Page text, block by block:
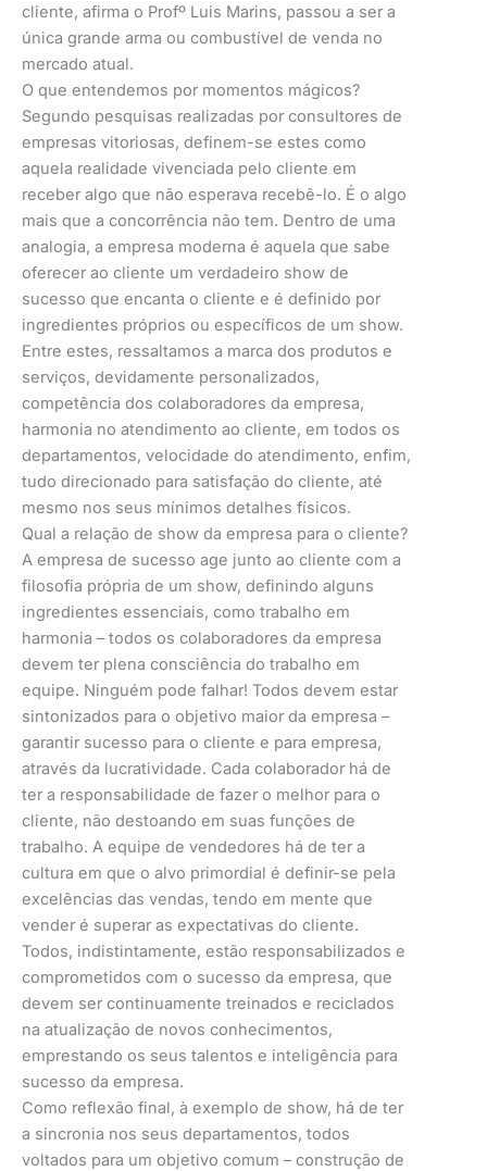
cliente, afirma o Profº Luis Marins, passou a ser a
única grande arma ou combustível de venda no
mercado atual.
O que entendemos por momentos mágicos?
Segundo pesquisas realizadas por consultores de
empresas vitoriosas, definem-se estes como
aquela realidade vivenciada pelo cliente em
receber algo que não esperava recebê-lo. É o algo
mais que a concorrência não tem. Dentro de uma
analogia, a empresa moderna é aquela que sabe
oferecer ao cliente um verdadeiro show de
sucesso que encanta o cliente e é definido por
ingredientes próprios ou específicos de um show.
Entre estes, ressaltamos a marca dos produtos e
serviços, devidamente personalizados,
competência dos colaboradores da empresa,
harmonia no atendimento ao cliente, em todos os
departamentos, velocidade do atendimento, enfim,
tudo direcionado para satisfação do cliente, até
mesmo nos seus mínimos detalhes físicos.
Qual a relação de show da empresa para o cliente?
A empresa de sucesso age junto ao cliente com a
filosofia própria de um show, definindo alguns
ingredientes essenciais, como trabalho em
harmonia – todos os colaboradores da empresa
devem ter plena consciência do trabalho em
equipe. Ninguém pode falhar! Todos devem estar
sintonizados para o objetivo maior da empresa –
garantir sucesso para o cliente e para empresa,
através da lucratividade. Cada colaborador há de
ter a responsabilidade de fazer o melhor para o
cliente, não destoando em suas funções de
trabalho. A equipe de vendedores há de ter a
cultura em que o alvo primordial é definir-se pela
excelências das vendas, tendo em mente que
vender é superar as expectativas do cliente.
Todos, indistintamente, estão responsabilizados e
comprometidos com o sucesso da empresa, que
devem ser continuamente treinados e reciclados
na atualização de novos conhecimentos,
emprestando os seus talentos e inteligência para
sucesso da empresa.
Como reflexão final, à exemplo de show, há de ter
a sincronia nos seus departamentos, todos
voltados para um objetivo comum – construção de